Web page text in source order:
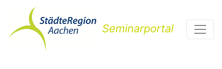
Seminarportal